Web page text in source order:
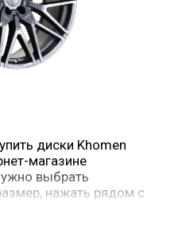
диски Khomen
магазине
выбрать
нажать рядом с